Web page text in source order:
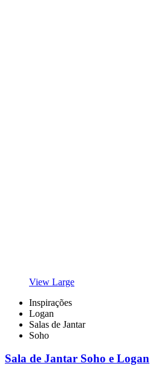
View Large
Inspirações
Logan
Salas de Jantar
Soho
Sala de Jantar Soho e Logan